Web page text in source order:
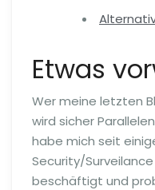
Etwas
Wer meine letzten
wird sicher
habe mich seit
Security/
beschäftigt und